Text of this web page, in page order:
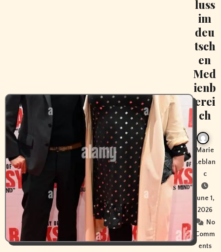
luss
im
deu
tsch
en
Med
ienb
erei
ch
Marie
Leblan
c
June 1,
2026
No
Comm
ents